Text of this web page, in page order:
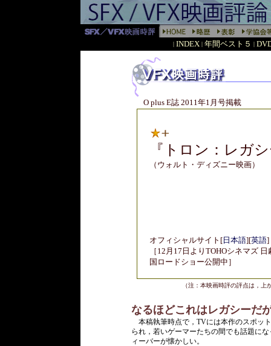
| INDEX | 年間ベスト５ |
O plus E誌 2011年1月号掲載
『トロン：レガ
（ウォルト・ディズニー映画）
オフィシャルサイト[日本語][英語]
［12月17日よりTOHOシネマズ
国ロードショー公開中］
（注：本映画時評の評点は，上
なるほどこれはレガシーだ
本稿執筆時点で，TVには本作のスポッ
られ，若いゲーマーたちの間でも話題に
ィーバーが懐かしい。